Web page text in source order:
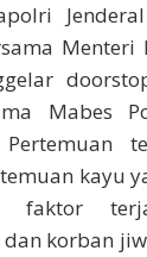
Menteri
Mabes
Pertemuan
kayu
faktor
korban